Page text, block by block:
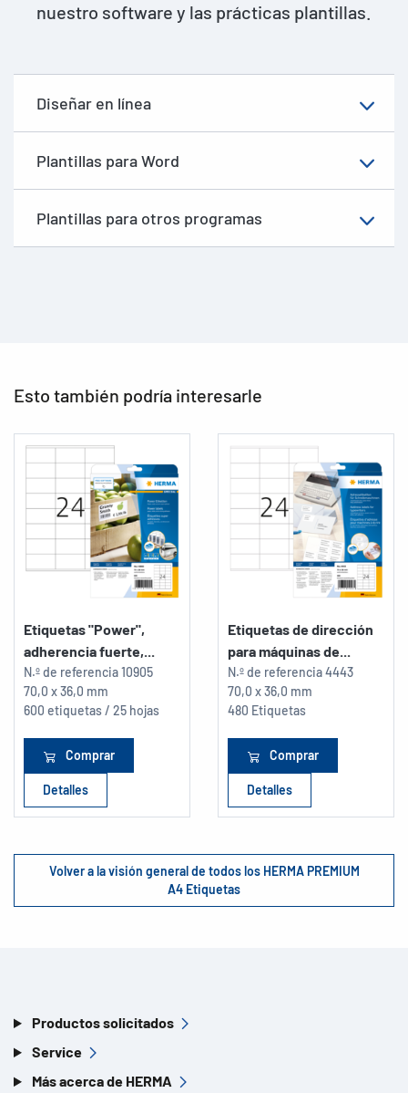
nuestro software y las prácticas plantillas.
Diseñar en línea
Plantillas para Word
Plantillas para otros programas
Esto también podría interesarle
Etiquetas "Power",
adherencia fuerte,...
N.º de referencia10905
70,0 x 36,0 mm
600 etiquetas / 25 hojas
Comprar
Detalles
Etiquetas de dirección
para máquinas de...
N.º de referencia4443
70,0 x 36,0 mm
480 Etiquetas
Comprar
Detalles
Volver a la visión general de todos los HERMA PREMIUM
A4 Etiquetas
Productos solicitados
Service
Más acerca de HERMA